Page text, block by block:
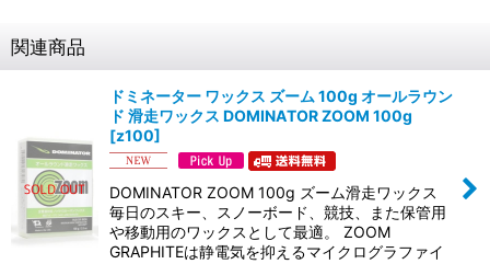
関連商品
ドミネーター ワックス ズーム 100g オールラウン
ド 滑走ワックス DOMINATOR ZOOM 100g
[z100]
DOMINATOR ZOOM 100g ズーム滑走ワックス
毎日のスキー、スノーボード、競技、また保管用
や移動用のワックスとして最適。 ZOOM
GRAPHITEは静電気を抑えるマイクログラファイ